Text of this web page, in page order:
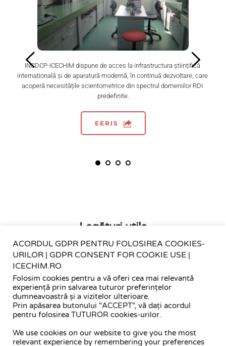
INCDCP-ICECHIM dispune de acces la infrastructura științifică
internațional ă și de aparatură modernă, în continuă dezvoltare, care
acoperă necesitățile scientometrice din spectrul domeniilor RDI
predefinite.
EERIS
Legături utile
Fii pregătit pentru situații de urgență - fiipregatit.ro
ACORDUL GDPR PENTRU FOLOSIREA COOKIES-
URILOR | GDPR CONSENT FOR COOKIE USE |
ICECHIM.RO
Folosim cookies pentru a vă oferi cea mai relevantă
experiență prin salvarea tuturor preferințelor
dumneavoastră și a vizitelor ulterioare.
Prin apăsarea butonului "ACCEPT", vă dați acordul
pentru folosirea TUTUROR cookies-urilor.
We use cookies on our website to give you the most
relevant experience by remembering your preferences